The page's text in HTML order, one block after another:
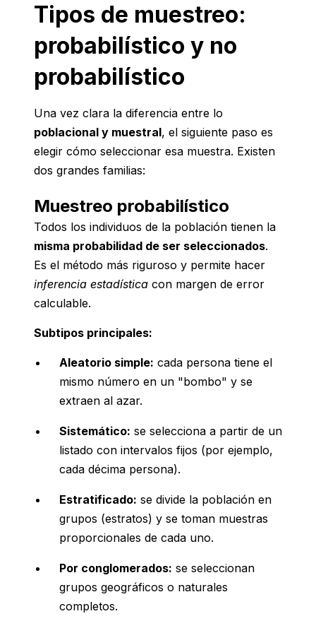
Tipos de muestreo:
probabilístico y no
probabilístico
Una vez clara la diferencia entre lo
poblacional y muestral, el siguiente paso es
elegir cómo seleccionar esa muestra. Existen
dos grandes familias:
Muestreo probabilístico
Todos los individuos de la población tienen la
misma probabilidad de ser seleccionados.
Es el método más riguroso y permite hacer
inferencia estadística con margen de error
calculable.
Subtipos principales:
Aleatorio simple: cada persona tiene el
mismo número en un "bombo" y se
extraen al azar.
Sistemático: se selecciona a partir de un
listado con intervalos fijos (por ejemplo,
cada décima persona).
Estratificado: se divide la población en
grupos (estratos) y se toman muestras
proporcionales de cada uno.
Por conglomerados: se seleccionan
grupos geográficos o naturales
completos.